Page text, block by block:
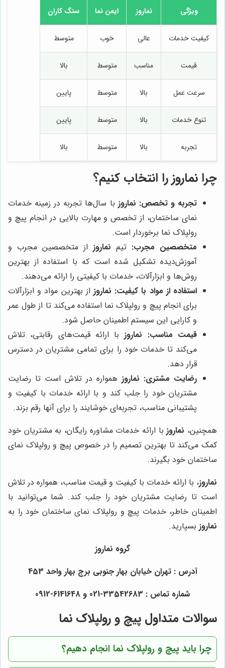
ویژگی نماروز ایمن نما سنگ کاران
کیفیت خدمات عالی خوب متوسط
قیمت مناسب متوسط بالا
سرعت عمل بالا متوسط پایین
تنوع خدمات بالا متوسط پایین
تجربه بالا متوسط بالا
چرا نماروزرا انتخاب کنیم؟
تجربه و تخصص: نماروز با سال‌ها تجربه در زمینه خدمات
نمای ساختمان، از تخصص و مهارت بالایی در انجام پیچ و
رولپلاک نما برخوردار است.
متخصصین مجرب: تیم نماروز از متخصصین مجرب و
آموزش‌دیده تشکیل شده است که با استفاده از بهترین
روش‌ها و ابزارآلات، خدمات با کیفیتی را ارائه می‌دهند.
استفاده از مواد با کیفیت: نماروز از بهترین مواد و ابزارآلات
برای انجام پیچ و رولپلاک نما استفاده می‌کند تا از طول عمر
و کارایی این سیستم اطمینان حاصل شود.
قیمت مناسب: نماروزبا ارائه قیمت‌های رقابتی، تلاش
می‌کند تا خدمات خود را برای تمامی مشتریان در دسترس
قرار دهد.
رضایت مشتری: نماروز همواره در تلاش است تا رضایت
مشتریان خود را جلب کند و با ارائه خدمات با کیفیت و
پشتیبانی مناسب، تجربه‌ای خوشایند را برای آنها رقم بزند.
همچنین، نماروزبا ارائه خدمات مشاوره رایگان، به مشتریان خود
کمک می‌کند تا بهترین تصمیم را در خصوص پیچ و رولپلاک نمای
ساختمان خود بگیرند.
نماروز، با ارائه خدمات با کیفیت و قیمت مناسب، همواره در تلاش
است تا رضایت مشتریان خود را جلب کند. شما می‌توانید با
اطمینان خاطر، خدمات پیچ و رولپلاک نمای ساختمان خود را به
نماروز بسپارید.
گروه نماروز
آدرس : تهران خیابان بهار جنوبی برج بهار واحد 453
شماره تماس : 33542683-021 و 6141648-0912
سوالات متداول پیچ و رولپلاک نما
چرا باید پیچ و رولپلاک نما انجام دهیم؟